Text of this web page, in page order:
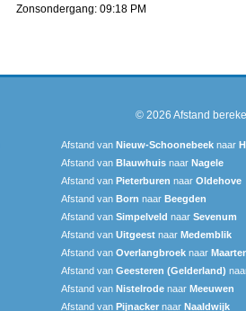
Zonsondergang: 09:18 PM
© 2026 Afstand
Afstand van Nieuw-Schoonebeek naar
Afstand van Blauwhuis naar Nagele
Afstand van Pieterburen naar Oldehove
Afstand van Born naar Beegden
Afstand van Simpelveld naar Sevenum
Afstand van Uitgeest naar Medemblik
Afstand van Overlangbroek naar
Afstand van Geesteren (Gelderland)
Afstand van Nistelrode naar Meeuwen
Afstand van Pijnacker naar Naaldwijk